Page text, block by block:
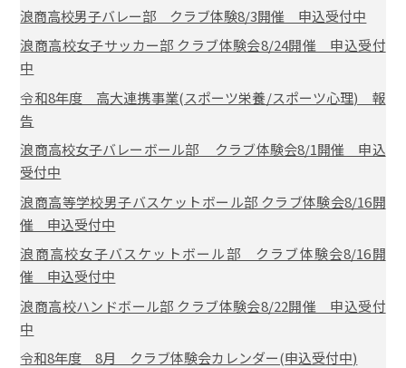
浪商高校男子バレー部 クラブ体験8/3開催 申込受付中
浪商高校女子サッカー部 クラブ体験会8/24開催 申込受付
中
令和8年度 高大連携事業(スポーツ栄養/スポーツ心理) 報
告
浪商高校女子バレーボール部 クラブ体験会8/1開催 申込
受付中
浪商高等学校男子バスケットボール部 クラブ体験会8/16開
催 申込受付中
浪商高校女子バスケットボール部 クラブ体験会8/16開
催 申込受付中
浪商高校ハンドボール部 クラブ体験会8/22開催 申込受付
中
令和8年度 8月 クラブ体験会カレンダー(申込受付中)